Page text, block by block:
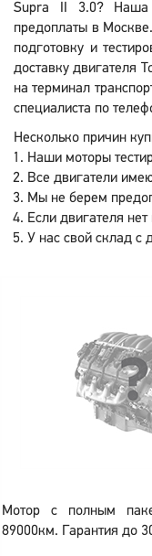
Supra II 3.0? Наша
предоплаты в
подготовку и
доставку двигателя
на терминал
специалиста по
Несколько причин
Наши моторы
Все двигатели
Мы не берем
Если двигателя
У нас свой склад с
Мотор с полным
89000км. Гарантия до